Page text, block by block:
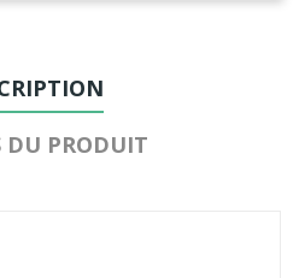
DU PRODUIT